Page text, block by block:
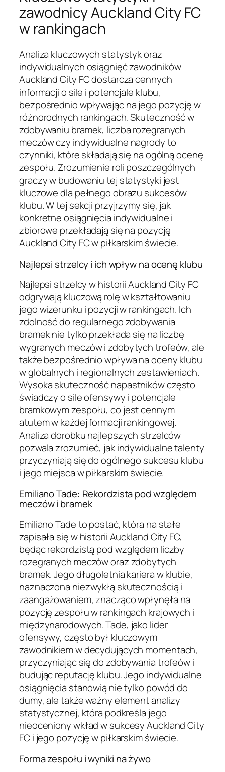
zawodnicy Auckland City FC
w rankingach
Analiza kluczowych statystyk oraz
indywidualnych osiągnięć zawodników
Auckland City FC dostarcza cennych
informacji o sile i potencjale klubu,
bezpośrednio wpływając na jego pozycję w
różnorodnych rankingach. Skuteczność w
zdobywaniu bramek, liczba rozegranych
meczów czy indywidualne nagrody to
czynniki, które składają się na ogólną ocenę
zespołu. Zrozumienie roli poszczególnych
graczy w budowaniu tej statystyki jest
kluczowe dla pełnego obrazu sukcesów
klubu. W tej sekcji przyjrzymy się, jak
konkretne osiągnięcia indywidualne i
zbiorowe przekładają się na pozycję
Auckland City FC w piłkarskim świecie.
Najlepsi strzelcy i ich wpływ na ocenę klubu
Najlepsi strzelcy w historii Auckland City FC
odgrywają kluczową rolę w kształtowaniu
jego wizerunku i pozycji w rankingach. Ich
zdolność do regularnego zdobywania
bramek nie tylko przekłada się na liczbę
wygranych meczów i zdobytych trofeów, ale
także bezpośrednio wpływa na oceny klubu
w globalnych i regionalnych zestawieniach.
Wysoka skuteczność napastników często
świadczy o sile ofensywy i potencjale
bramkowym zespołu, co jest cennym
atutem w każdej formacji rankingowej.
Analiza dorobku najlepszych strzelców
pozwala zrozumieć, jak indywidualne talenty
przyczyniają się do ogólnego sukcesu klubu
i jego miejsca w piłkarskim świecie.
Emiliano Tade: Rekordzista pod względem
meczów i bramek
Emiliano Tade to postać, która na stałe
zapisała się w historii Auckland City FC,
będąc rekordzistą pod względem liczby
rozegranych meczów oraz zdobytych
bramek. Jego długoletnia kariera w klubie,
naznaczona niezwykłą skutecznością i
zaangażowaniem, znacząco wpłynęła na
pozycję zespołu w rankingach krajowych i
międzynarodowych. Tade, jako lider
ofensywy, często był kluczowym
zawodnikiem w decydujących momentach,
przyczyniając się do zdobywania trofeów i
budując reputację klubu. Jego indywidualne
osiągnięcia stanowią nie tylko powód do
dumy, ale także ważny element analizy
statystycznej, która podkreśla jego
nieoceniony wkład w sukcesy Auckland City
FC i jego pozycję w piłkarskim świecie.
Forma zespołu i wyniki na żywo